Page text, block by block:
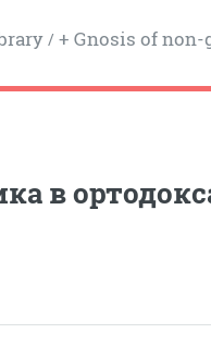
/ + Gnosis of
в